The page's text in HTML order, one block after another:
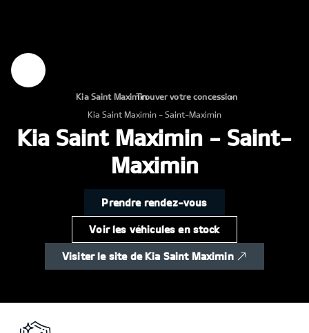
Kia Saint Maximin
›
Trouver votre concession
›
Kia Saint Maximin - Saint-Maximin
Kia Saint Maximin - Saint-
Maximin
Prendre rendez-vous
Voir les véhicules en stock
Visiter le site de Kia Saint Maximin